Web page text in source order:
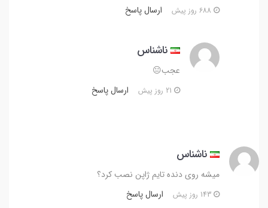
ارسال پاسخ
ناشناس
عجب😐
ارسال پاسخ
ناشناس
میشه روی دنده تایم ژاپن نصب کرد؟
ارسال پاسخ